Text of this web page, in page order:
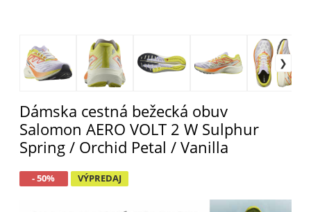
Dámska cestná bežecká obuv
Salomon AERO VOLT 2 W Sulphur
Spring / Orchid Petal / Vanilla
- 50% VÝPREDAJ